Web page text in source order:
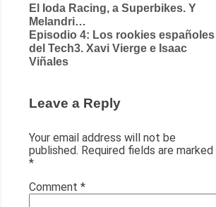
Post
navigation
El Ioda Racing, a Superbikes. Y
Melandri…
Episodio 4: Los rookies españoles
del Tech3. Xavi Vierge e Isaac
Viñales
Leave a Reply
Your email address will not be
published. Required fields are marked
*
Comment *